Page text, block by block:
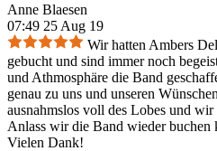
Anne Blaesen
07:49 25 Aug 19
Wir hatten Ambers
gebucht und sind immer noch
und Athmosphäre die Band
genau zu uns und unseren
ausnahmslos voll des Lobes und
Anlass wir die Band wieder buchen
Vielen Dank!